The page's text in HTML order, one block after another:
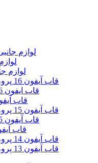
لوازم جانبی
لوازم
لوازم
قاب آیفون 16 پرومکس و لوازم جانبی
قاب ایفون 16 پرو و لوازم جانبی
قاب آیفون ۱۶ و
قاب آیفون 15 پرومکس و لوازم جانبی
قاب آیفون 15 پرو و لوازم جانبی
قاب آیفون 15 و
قاب آیفون 14 پرومکس و لوازم جانبی
قاب آیفون 13 پرومکس و لوازم جانبی